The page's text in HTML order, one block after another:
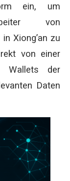
ein, um
von
Xiong’an zu
von einer
der
Daten